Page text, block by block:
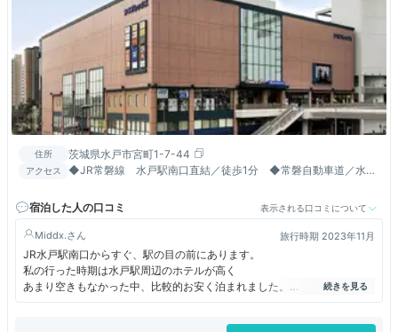
住所 茨城県水戸市宮町1-7-44
アクセス
◆JR常磐線 水戸駅南口直結／徒歩1分 ◆常磐自動車道／水戸
宿泊した人の口コミ
表示される口コミについて
Middx. 旅行時期 2023年11月
JR水戸駅南口からすぐ、駅の目の前にあります。
私の行った時期は水戸駅周辺のホテルが高く
あまり空きもなかった中、比較的お安く泊まれました。
フロントから近い部屋で、フロントやロビー、